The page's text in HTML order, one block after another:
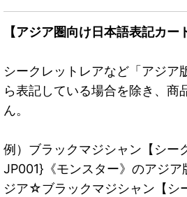
【アジア圏向け日本語表記カー
シークレットレアなど「アジア
ら表記している場合を除き、商
ん。
例）ブラックマジシャン【シー
JP001}《モンスター》のアジ
ジア☆ブラックマジシャン【シ